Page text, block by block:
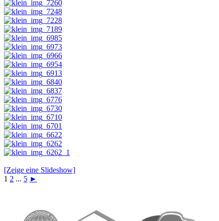
[Zeige eine Slideshow]
1 2 ... 5 ►